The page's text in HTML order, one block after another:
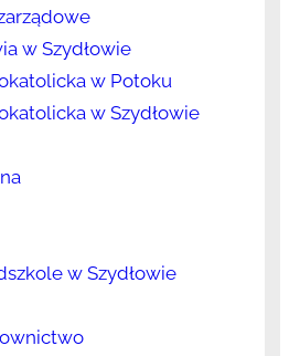
w Szydłowie
w Potoku
w Szydłowie
w Szydłowie